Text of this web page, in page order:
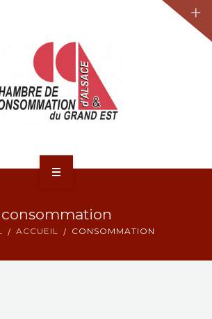
consommation
ACCUEIL CONSOMMATION